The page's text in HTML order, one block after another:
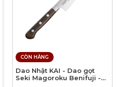
CÒN HÀNG
Dao Nhật KAI - Dao gọt
Seki Magoroku Benifuji -